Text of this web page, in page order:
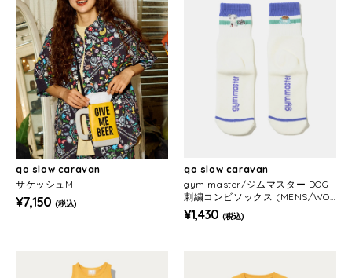
go slow caravan
サケッシュM
¥7,150 (税込)
go slow caravan
gym master/ジムマスター DOG
刺繍コンビソックス (MENS/WO
MENS)
¥1,430 (税込)